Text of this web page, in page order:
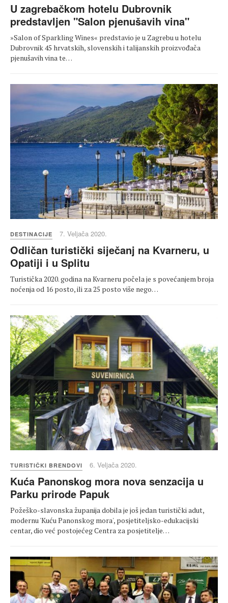
U zagrebačkom hotelu Dubrovnik
predstavljen "Salon pjenušavih vina"
»Salon of Sparkling Wines« predstavio je u Zagrebu u hotelu
Dubrovnik 45 hrvatskih, slovenskih i talijanskih proizvođača
pjenušavih vina te…
DESTINACIJE 7. Veljača 2020.
Odličan turistički siječanj na Kvarneru, u
Opatiji i u Splitu
Turistička 2020. godina na Kvarneru počela je s povećanjem broja
noćenja od 16 posto, ili za 25 posto više nego…
TURISTIČKI BRENDOVI 6. Veljača 2020.
Kuća Panonskog mora nova senzacija u
Parku prirode Papuk
Požeško-slavonska županija dobila je još jedan turistički adut,
modernu 'Kuću Panonskog mora', posjetiteljsko-edukacijski
centar, dio već postojećeg Centra za posjetitelje…